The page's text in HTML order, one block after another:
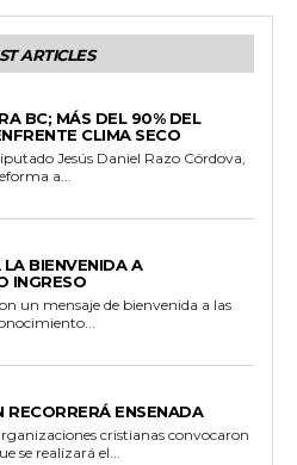
ARTICLES
BC; MÁS DEL 90% DEL
CLIMA SECO
a...
BIENVENIDA A
INGRESO
un mensaje de bienvenida a las
ENSENADA
se realizará el...